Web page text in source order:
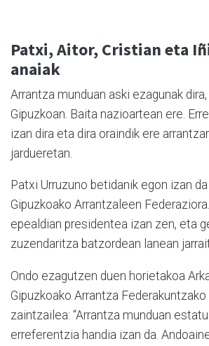
Patxi, Aitor, Cristian eta
anaiak
Arrantza munduan aski ezagunak
Gipuzkoan. Baita nazioartean ere.
izan dira eta dira oraindik ere
jardueretan.
Patxi Urruzuno betidanik egon izan
Gipuzkoako Arrantzaleen
epealdian presidentea izan zen, eta
zuzendaritza batzordean lanean
Ondo ezagutzen duen horietakoa
Gipuzkoako Arrantza Federakuntzako
zaintzailea: “Arrantza munduan
erreferentzia handia izan da.